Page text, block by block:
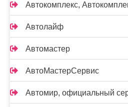
Автокомплекс,
Автолайф
Автомастер
АвтоМастерСервис
Автомир, официальный